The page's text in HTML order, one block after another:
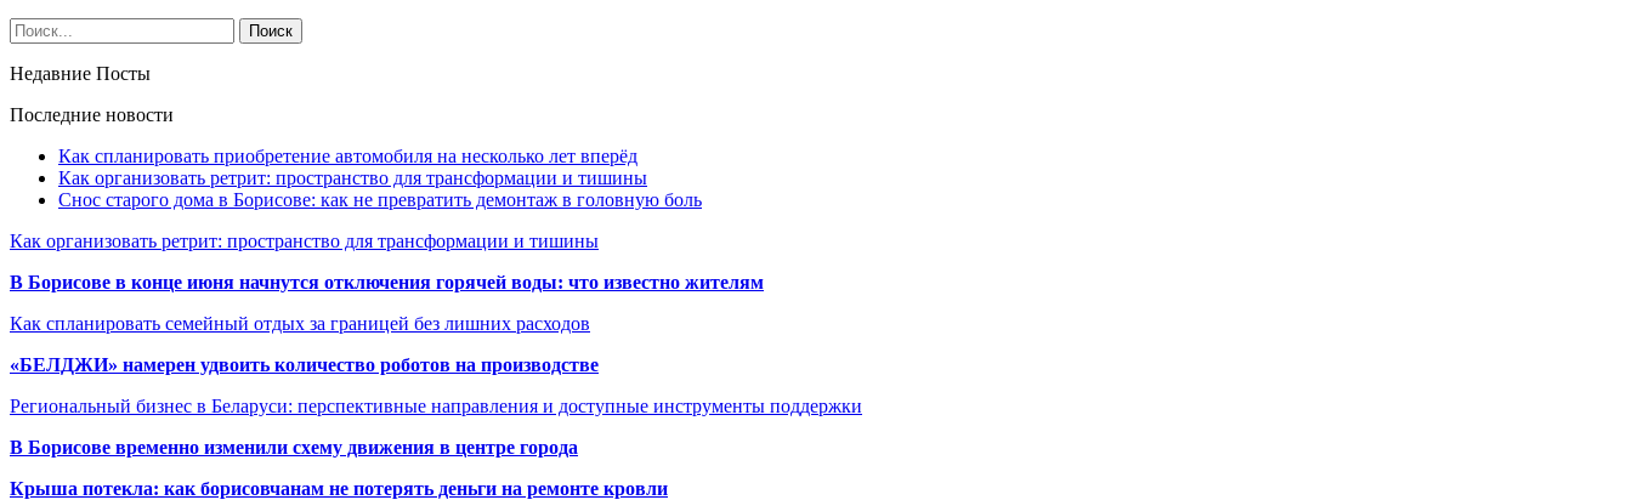
Недавние Посты
Последние новости
Как спланировать приобретение автомобиля на несколько лет вперёд
Как организовать ретрит: пространство для трансформации и тишины
Снос старого дома в Борисове: как не превратить демонтаж в головную боль
Как организовать ретрит: пространство для трансформации и тишины
В Борисове в конце июня начнутся отключения горячей воды: что известно жителям
Как спланировать семейный отдых за границей без лишних расходов
«БЕЛДЖИ» намерен удвоить количество роботов на производстве
Региональный бизнес в Беларуси: перспективные направления и доступные инструменты поддержки
В Борисове временно изменили схему движения в центре города
Крыша потекла: как борисовчанам не потерять деньги на ремонте кровли